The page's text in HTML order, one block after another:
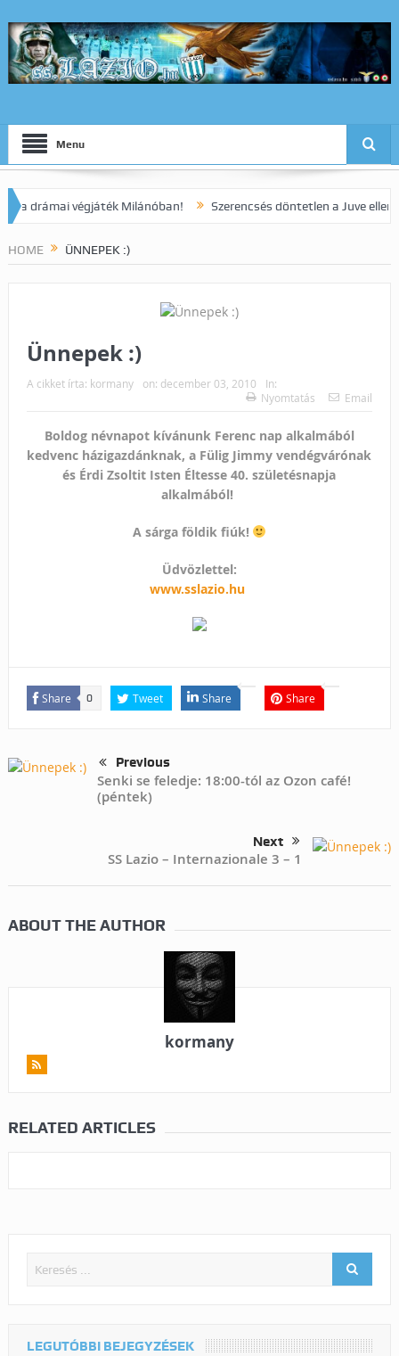
Menu
végjáték Milánóban! Szerencsés döntetlen a Juve elleni
HOME ÜNNEPEK :)
Ünnepek :)
A cikket írta: kormany on: december 03, 2010
In:
Nyomtatás
Email
Boldog névnapot kívánunk Ferenc nap alkalmából
kedvenc házigazdánknak, a Fülig Jimmy vendégvárónak
és Érdi Zsoltit Isten Éltesse 40. születésnapja
alkalmából!
A sárga földik fiúk!
Üdvözlettel:
www.sslazio.hu
Share 0 Tweet Share Share
Previous
Senki se feledje: 18:00-tól az Ozon café!
(péntek)
Next
SS Lazio – Internazionale 3 – 1
ABOUT THE AUTHOR
kormany
RELATED ARTICLES
LEGUTÓBBI BEJEGYZÉSEK